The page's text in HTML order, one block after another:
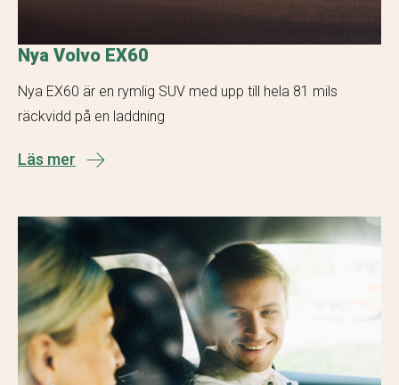
Nya Volvo EX60
Nya EX60 är en rymlig SUV med upp till hela 81 mils
räckvidd på en laddning
Läs mer